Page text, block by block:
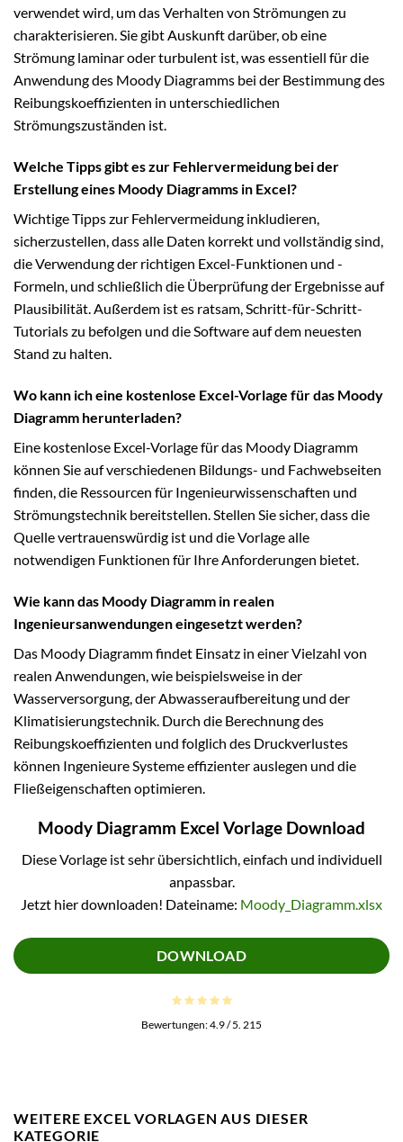
verwendet wird, um das Verhalten von Strömungen zu
charakterisieren. Sie gibt Auskunft darüber, ob eine
Strömung laminar oder turbulent ist, was essentiell für die
Anwendung des Moody Diagramms bei der Bestimmung des
Reibungskoeffizienten in unterschiedlichen
Strömungszuständen ist.
Welche Tipps gibt es zur Fehlervermeidung bei der
Erstellung eines Moody Diagramms in Excel?
Wichtige Tipps zur Fehlervermeidung inkludieren,
sicherzustellen, dass alle Daten korrekt und vollständig sind,
die Verwendung der richtigen Excel-Funktionen und -
Formeln, und schließlich die Überprüfung der Ergebnisse auf
Plausibilität. Außerdem ist es ratsam, Schritt-für-Schritt-
Tutorials zu befolgen und die Software auf dem neuesten
Stand zu halten.
Wo kann ich eine kostenlose Excel-Vorlage für das Moody
Diagramm herunterladen?
Eine kostenlose Excel-Vorlage für das Moody Diagramm
können Sie auf verschiedenen Bildungs- und Fachwebseiten
finden, die Ressourcen für Ingenieurwissenschaften und
Strömungstechnik bereitstellen. Stellen Sie sicher, dass die
Quelle vertrauenswürdig ist und die Vorlage alle
notwendigen Funktionen für Ihre Anforderungen bietet.
Wie kann das Moody Diagramm in realen
Ingenieursanwendungen eingesetzt werden?
Das Moody Diagramm findet Einsatz in einer Vielzahl von
realen Anwendungen, wie beispielsweise in der
Wasserversorgung, der Abwasseraufbereitung und der
Klimatisierungstechnik. Durch die Berechnung des
Reibungskoeffizienten und folglich des Druckverlustes
können Ingenieure Systeme effizienter auslegen und die
Fließeigenschaften optimieren.
Moody Diagramm Excel Vorlage Download
Diese Vorlage ist sehr übersichtlich, einfach und individuell
anpassbar.
Jetzt hier downloaden! Dateiname: Moody_Diagramm.xlsx
DOWNLOAD
Bewertungen:4.9/ 5. 215
WEITERE EXCEL VORLAGEN AUS DIESER
KATEGORIE